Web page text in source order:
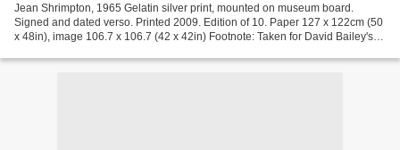
Jean Shrimpton, 1965 Gelatin silver print, mounted on museum board.
Signed and dated verso. Printed 2009. Edition of 10. Paper 127 x 122cm (50
x 48in), image 106.7 x 106.7 (42 x 42in) Footnote: Taken for David Bailey's